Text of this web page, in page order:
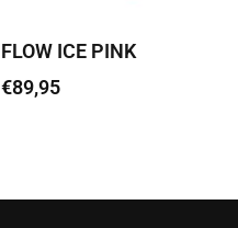
FLOW ICE PINK
€89,95